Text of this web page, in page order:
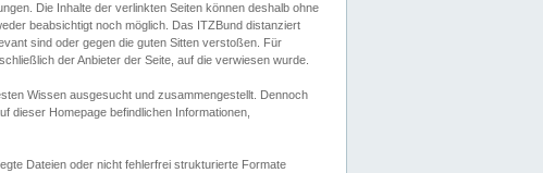
Die Inhalte der verlinkten Seiten können deshalb ohne
beabsichtigt noch möglich. Das ITZBund distanziert
sind oder gegen die guten Sitten verstoßen. Für
der Anbieter der Seite, auf die verwiesen wurde.
Wissen ausgesucht und zusammengestellt. Dennoch
dieser Homepage befindlichen Informationen,
Dateien oder nicht fehlerfrei strukturierte Formate